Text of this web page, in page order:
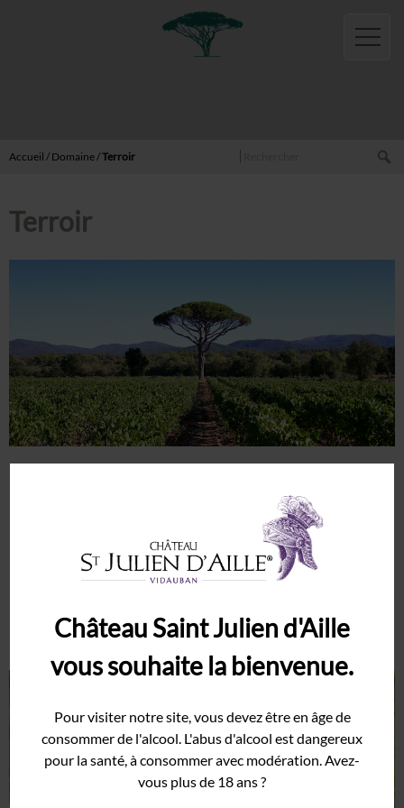
Château Saint Julien d'Aille
vous souhaite la bienvenue.
Pour visiter notre site, vous devez être en âge de
consommer de l'alcool. L'abus d'alcool est dangereux
pour la santé, à consommer avec modération. Avez-
vous plus de 18 ans ?
English
Activités
Gites
Sémillon
Rolle
Domaine
Histoire
Terroir
Vinothèque
Événements
Salon
Séminaire
Accueil / Domaine/Terroir
Rechercher
Terroir
Le Domaine compte une surface d’exploitation de 80 ha de
vignes, la richesse et l’originalité de son vignoble tiennent de
l’équilibre délicat entre oliviers, garrigue et forêt dans lesquels
cépages provençaux Cinsault, Grenache, Mourvèdre et Syrah
pour les rouges et rosés ainsi que Rolle, Sémillon, Viognier et
Sauvignon pour les blancs.